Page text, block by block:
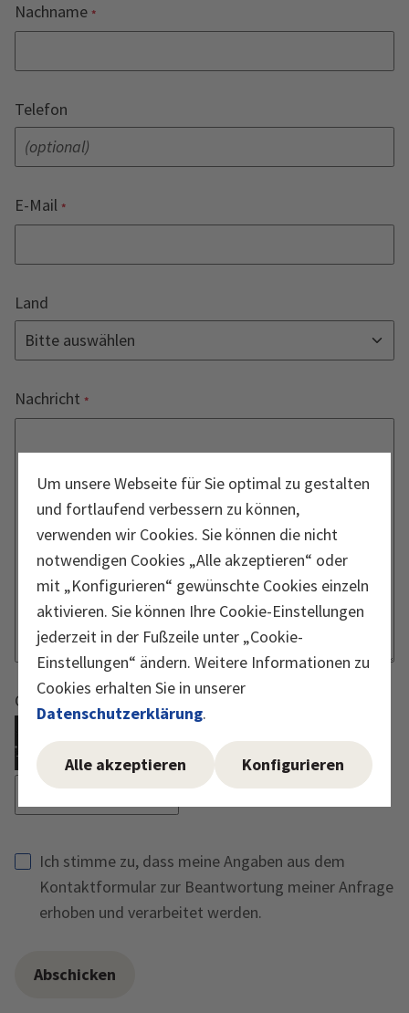
Um unsere Webseite für Sie optimal zu gestalten
und fortlaufend verbessern zu können,
verwenden wir Cookies. Sie können die nicht
notwendigen Cookies „Alle akzeptieren“ oder
mit „Konfigurieren“ gewünschte Cookies einzeln
aktivieren. Sie können Ihre Cookie-Einstellungen
jederzeit in der Fußzeile unter „Cookie-
Einstellungen“ ändern. Weitere Informationen zu
Cookies erhalten Sie in unserer
Datenschutzerklärung.
Alle akzeptieren Konfigurieren
Nachname
Telefon
E-Mail
Land
Nachricht
Captcha muss ausgeführt werden
Reload Captcha
Ich stimme zu, dass meine Angaben aus dem
Kontaktformular zur Beantwortung meiner Anfrage
erhoben und verarbeitet werden.